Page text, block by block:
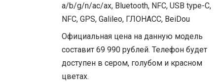
a/b/g/n/ac/ax, Bluetooth, NFC, USB type-C,
NFC, GPS, Galileo, ГЛОНАСС, BeiDou
Официальная цена на данную модель
составит 69 990 рублей. Телефон будет
доступен в сером, голубом и красном
цветах.